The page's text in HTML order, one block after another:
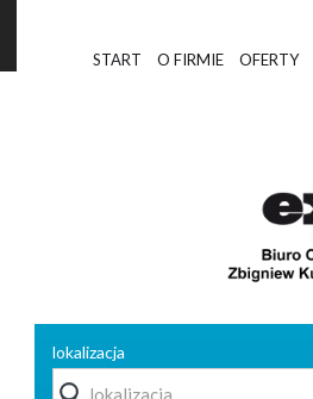
START O FIRMIE OFERTY
lokalizacja